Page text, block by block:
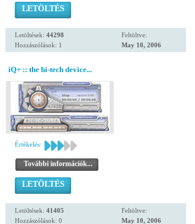
LETÖLTÉS
Letöltések: 44298
Hozzászólások: 1
Feltöltve:
May 10, 2006
iQ+ :: the hi-tech device...
Értékelés:
További információk...
LETÖLTÉS
Letöltések: 41405
Hozzászólások: 0
Feltöltve:
May 10, 2006